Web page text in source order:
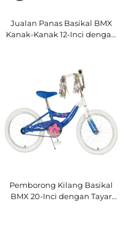
Jualan Panas Basikal BMX
Kanak-Kanak 12-Inci dengan
Kelajuan, Reka Bentuk
Baharu dan Pelana Biasa
Pemborong Kilang Basikal
BMX 20-Inci dengan Tayar